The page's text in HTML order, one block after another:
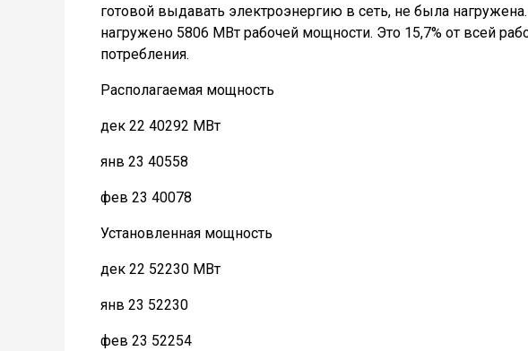
готовой выдавать электроэнергию в сеть, не была
нагружено 5806 МВт рабочей мощности. Это 15,7% от всей
потребления.
Располагаемая мощность
дек 22 40292 МВт
янв 23 40558
фев 23 40078
Установленная мощность
дек 22 52230 МВт
янв 23 52230
фев 23 52254